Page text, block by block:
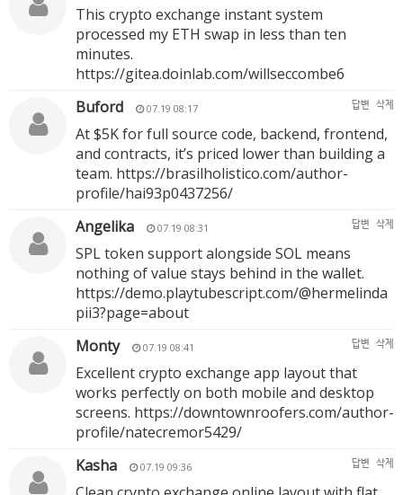
This crypto exchange instant system
processed my ETH swap in less than ten
minutes.
https://gitea.doinlab.com/willseccombe6
Buford
07.19 08:17 답변 삭제
At $5K for full source code, backend, frontend,
and contracts, it’s priced lower than building a
team. https://brasilholistico.com/author-
profile/hai93p0437256/
Angelika
07.19 08:31 답변 삭제
SPL token support alongside SOL means
nothing of value stays behind in the wallet.
https://demo.playtubescript.com/@hermelinda
pii3?page=about
Monty
07.19 08:41 답변 삭제
Excellent crypto exchange app layout that
works perfectly on both mobile and desktop
screens. https://downtownroofers.com/author-
profile/natecremor5429/
Kasha
07.19 09:36 답변 삭제